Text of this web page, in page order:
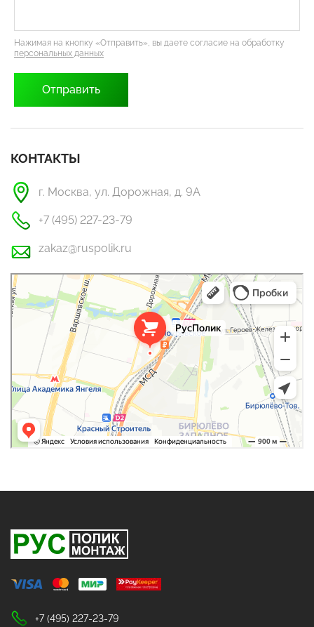
Нажимая на кнопку «Отправить», вы даете согласие на обработку
персональных данных
КОНТАКТЫ
г. Москва, ул. Дорожная, д. 9А
+7 (495) 227-23-79
zakaz@ruspolik.ru
РусПолик
Оргстекло, поликарбонат в Москве
Строительные и отделочные работы в Москве
+7 (495) 227-23-79